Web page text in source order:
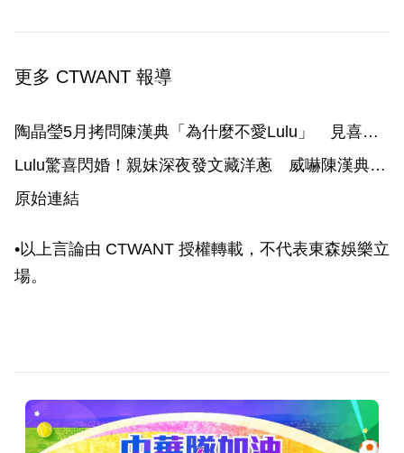
更多 CTWANT 報導
陶晶瑩5月拷問陳漢典「為什麼不愛Lulu」 見喜訊
嗨喊：我要蓋廟了
Lulu驚喜閃婚！親妹深夜發文藏洋蔥 威嚇陳漢典
「敢欺負姊姊的下場」
原始連結
•以上言論由 CTWANT 授權轉載，不代表東森娛樂立
場。